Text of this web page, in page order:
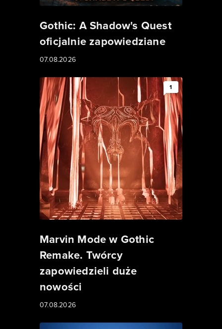
Gothic: A Shadow's Quest
oficjalnie zapowiedziane
07.08.2026
1
Marvin Mode w Gothic
Remake. Twórcy
zapowiedzieli duże
nowości
07.08.2026